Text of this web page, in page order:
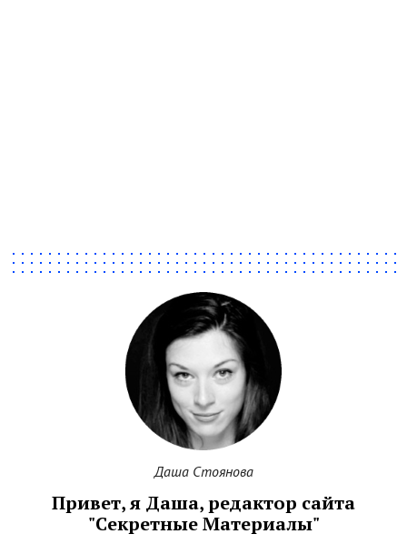
Даша Стоянова
Привет, я Даша, редактор сайта
"Секретные Материалы"